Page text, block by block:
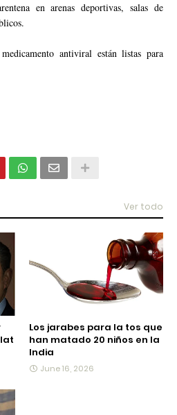
en arenas deportivas, salas de
antiviral están listas para
Ver todo
Los jarabes para la tos que
han matado 20 niños en la
India
June 16, 2026